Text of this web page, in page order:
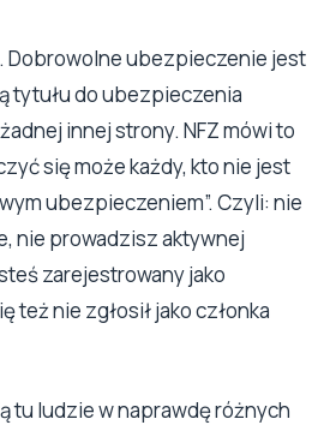
Dobrowolne ubezpieczenie jest
tytułu do ubezpieczenia
innej strony. NFZ mówi to
się może każdy, kto nie jest
ubezpieczeniem”. Czyli: nie
nie prowadzisz aktywnej
zarejestrowany jako
też nie zgłosił jako członka
tu ludzie w naprawdę różnych